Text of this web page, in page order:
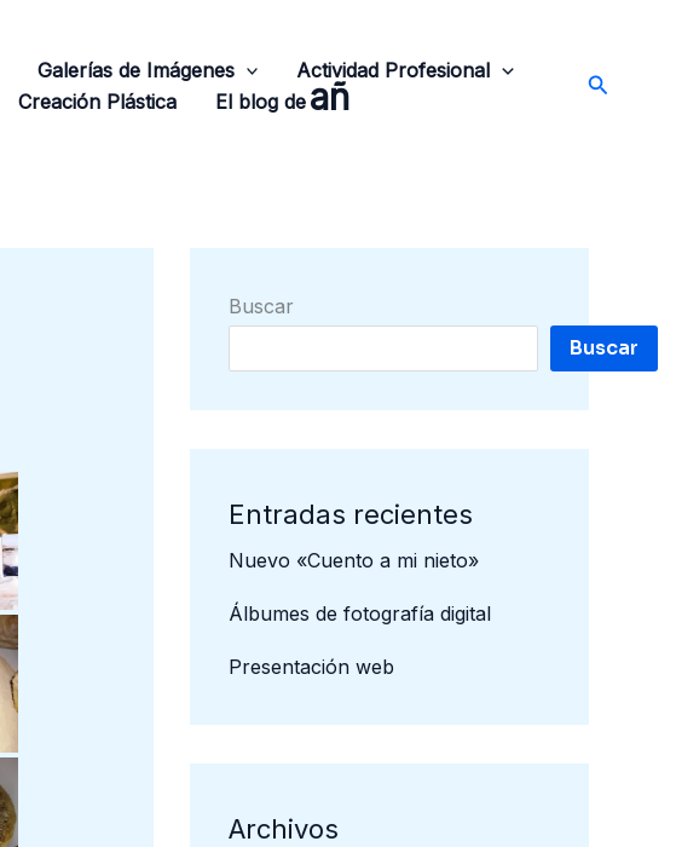
Galerías de Imágenes
Actividad Profesional
Creación Plástica El blog de añ Buscar
Buscar
Buscar
Entradas recientes
Nuevo «Cuento a mi nieto»
Álbumes de fotografía digital
Presentación web
Archivos